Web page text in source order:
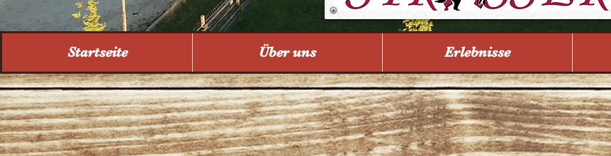
Startseite Über uns Erlebnisse